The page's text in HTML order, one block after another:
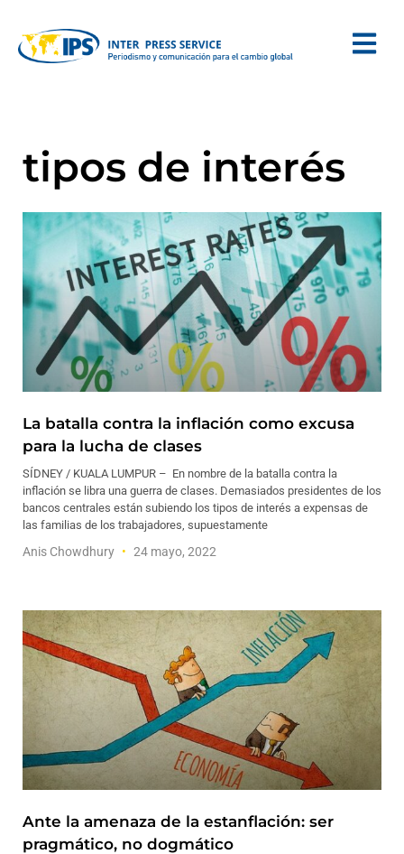
tipos de interés
La batalla contra la inflación como excusa
para la lucha de clases
SÍDNEY / KUALA LUMPUR – En nombre de la batalla contra la
inflación se libra una guerra de clases. Demasiados presidentes de los
bancos centrales están subiendo los tipos de interés a expensas de
las familias de los trabajadores, supuestamente
Anis Chowdhury 24 mayo, 2022
Ante la amenaza de la estanflación: ser
pragmático, no dogmático